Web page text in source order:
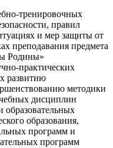
тренировочных
правил
и мер защиты от
преподавания предмета
Родины»
практических
развитию
методики
дисциплин
образовательных
образования,
программ и
программ